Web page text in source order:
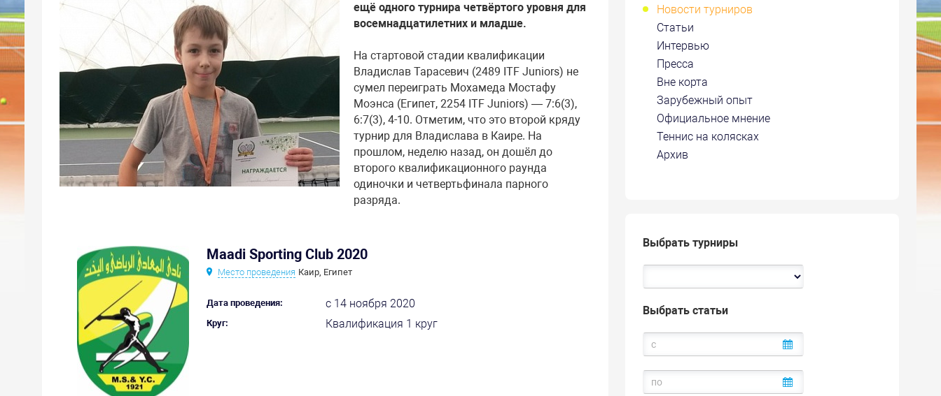
Новости турниров
Статьи
Интервью
Пресса
Вне корта
Зарубежный опыт
Официальное мнение
Теннис на колясках
Архив
Выбрать турниры
Выбрать статьи
ещё одного турнира четвёртого уровня для
восемнадцатилетних и младше.
На стартовой стадии квалификации
Владислав Тарасевич (2489 ITF Juniors) не
сумел переиграть Мохамеда Мостафу
Моэнса (Египет, 2254 ITF Juniors) — 7:6(3),
6:7(3), 4-10. Отметим, что это второй кряду
турнир для Владислава в Каире. На
прошлом, неделю назад, он дошёл до
второго квалификационного раунда
одиночки и четвертьфинала парного
разряда.
Maadi Sporting Club 2020
Место проведения Каир, Египет
Дата проведения: с 14 ноября 2020
Круг: Квалификация 1 круг